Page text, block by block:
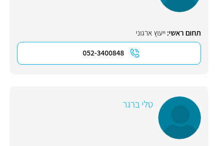
תחום ראשי:ייעוץ ארגוני
052-3400848
טלי ברגר